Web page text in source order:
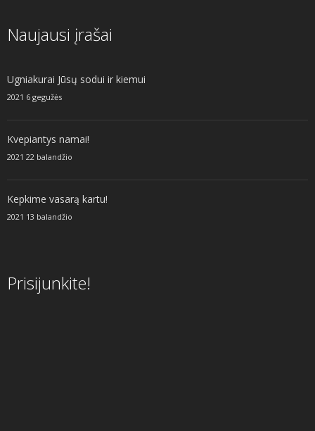
Naujausi įrašai
Ugniakurai Jūsų sodui ir kiemui
2021 6 gegužės
Kvepiantys namai!
2021 22 balandžio
Kepkime vasarą kartu!
2021 13 balandžio
Prisijunkite!